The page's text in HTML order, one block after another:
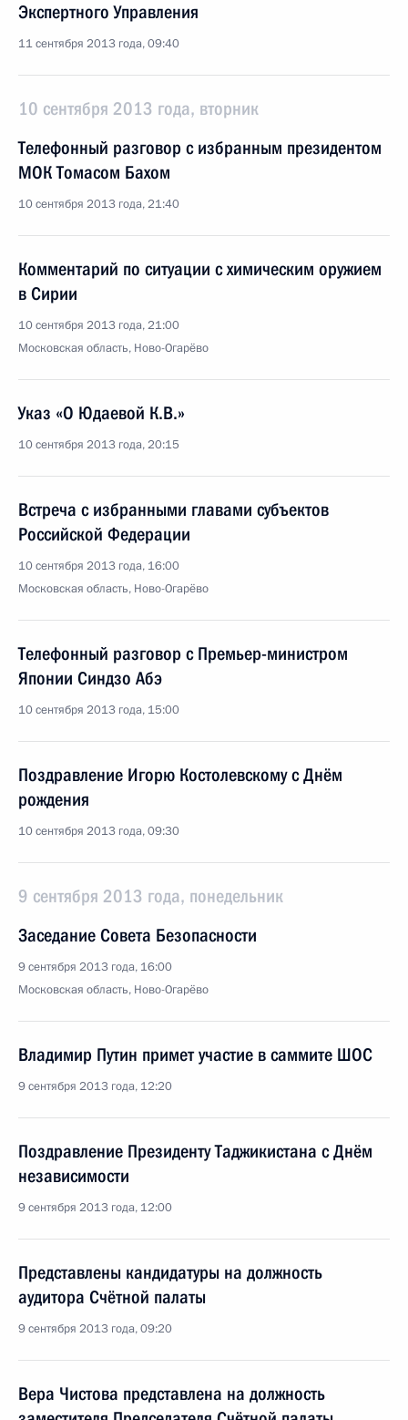
Экспертного Управления
11 сентября 2013 года, 09:40
10 сентября 2013 года, вторник
Телефонный разговор с избранным президентом
МОК Томасом Бахом
10 сентября 2013 года, 21:40
Комментарий по ситуации с химическим оружием
в Сирии
10 сентября 2013 года, 21:00
Московская область, Ново-Огарёво
Указ «О Юдаевой К.В.»
10 сентября 2013 года, 20:15
Встреча с избранными главами субъектов
Российской Федерации
10 сентября 2013 года, 16:00
Московская область, Ново-Огарёво
Телефонный разговор с Премьер-министром
Японии Синдзо Абэ
10 сентября 2013 года, 15:00
Поздравление Игорю Костолевскому с Днём
рождения
10 сентября 2013 года, 09:30
9 сентября 2013 года, понедельник
Заседание Совета Безопасности
9 сентября 2013 года, 16:00
Московская область, Ново-Огарёво
Владимир Путин примет участие в саммите ШОС
9 сентября 2013 года, 12:20
Поздравление Президенту Таджикистана с Днём
независимости
9 сентября 2013 года, 12:00
Представлены кандидатуры на должность
аудитора Счётной палаты
9 сентября 2013 года, 09:20
Вера Чистова представлена на должность